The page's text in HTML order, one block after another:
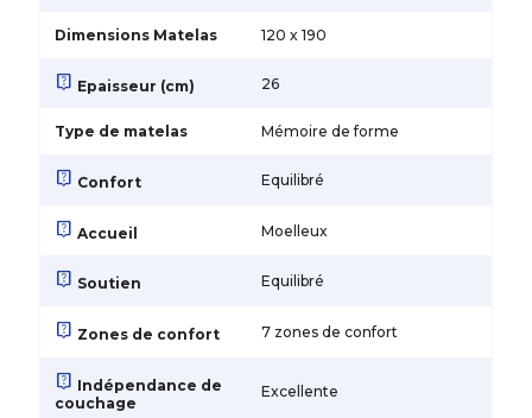
Dimensions Matelas 120 x 190
live_help Epaisseur (cm) 26
Type de matelas Mémoire de forme
live_help Confort Equilibré
live_help Accueil Moelleux
live_help Soutien Equilibré
live_help Zones de confort 7 zones de confort
live_help Indépendance de
couchage
Excellente